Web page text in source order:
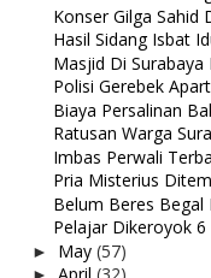
Konser Gilga Sahid
Hasil Sidang Isbat
Masjid Di Surabaya
Polisi Gerebek
Biaya Persalinan
Ratusan Warga
Imbas Perwali
Pria Misterius
Belum Beres Begal
Pelajar Dikeroyok
► May (57)